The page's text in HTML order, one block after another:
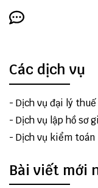
Các dịch vụ
- Dịch vụ đại lý thuế
- Dịch vụ lập hồ sơ
- Dịch vụ kiểm toán
Bài viết mới